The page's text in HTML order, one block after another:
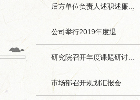
后方单位负责人述职述廉...
公司举行2019年度退...
研究院召开年度课题研讨...
市场部召开规划汇报会